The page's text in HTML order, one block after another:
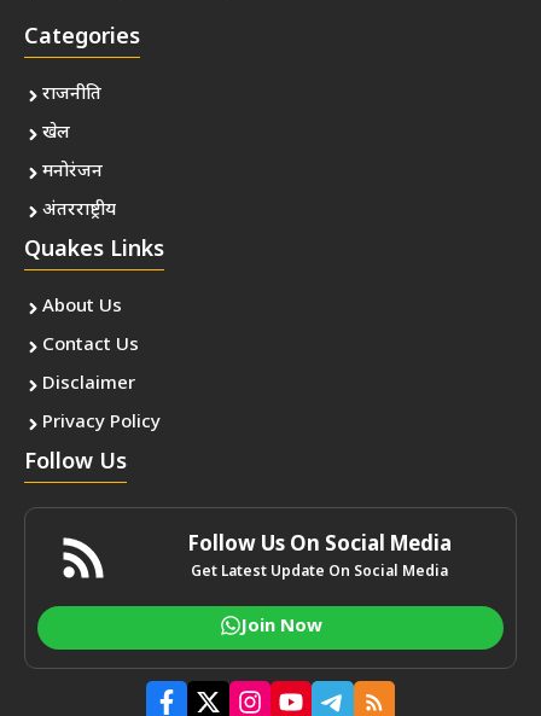
Categories
राजनीति
खेल
मनोरंजन
अंतरराष्ट्रीय
Quakes Links
About Us
Contact Us
Disclaimer
Privacy Policy
Follow Us
Follow Us On Social Media
Get Latest Update On Social Media
Join Now